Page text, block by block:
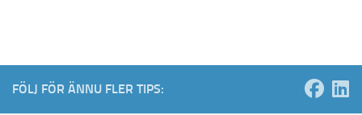
FÖLJ FÖR ÄNNU FLER TIPS: